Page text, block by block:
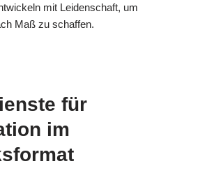
mit Leidenschaft, um
Maß zu schaffen.
für
im